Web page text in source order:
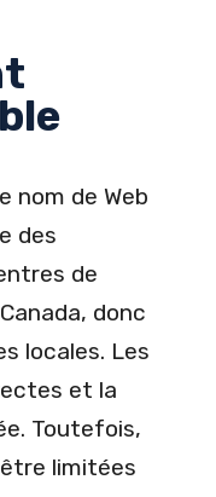
nom de Web
des
de
donc
locales. Les
et la
Toutefois,
limitées